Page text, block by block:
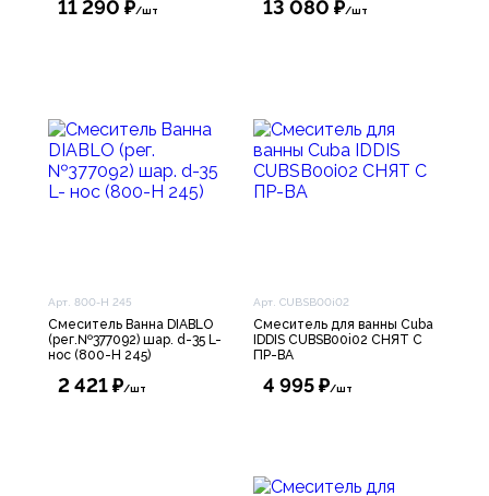
11 290 ₽/шт 13 080 ₽/шт
Арт. 800-Н 245
Смеситель Ванна DIABLO
(рег.№377092) шар. d-35 L-
нос (800-Н 245)
2 421 ₽/шт
Арт. CUBSB00i02
Смеситель для ванны Cuba
IDDIS CUBSB00i02 СНЯТ С
ПР-ВА
4 995 ₽/шт